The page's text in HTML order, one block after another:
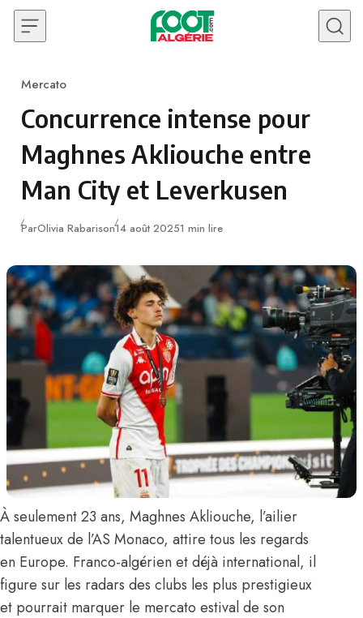
Skip to content
Category
Mercato
Concurrence intense pour
Maghnes Akliouche entre
Man City et Leverkusen
ParOlivia RabarisonPublié
14 août 20251 min lire
À seulement 23 ans, Maghnes Akliouche, l’ailier
talentueux de l’AS Monaco, attire tous les regards
en Europe. Franco-algérien et déjà international, il
figure sur les radars des clubs les plus prestigieux
et pourrait marquer le mercato estival de son